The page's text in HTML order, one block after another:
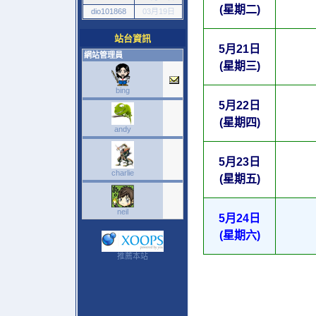
dio101868
03月19日
站台資訊
網站管理員
bing
andy
charlie
neil
推薦本站
(星期二)
5月21日
(星期三)
5月22日
(星期四)
5月23日
(星期五)
5月24日
(星期六)